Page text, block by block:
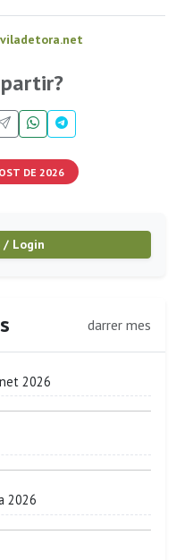
viladetora.net
DE 2026
Login
darrer mes
2026
2026